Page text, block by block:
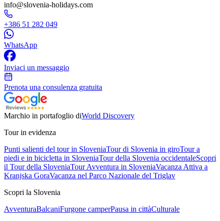
info@slovenia-holidays.com
+386 51 282 049
WhatsApp
Inviaci un messaggio
Prenota una consulenza gratuita
Marchio in portafoglio diWorld Discovery
Tour in evidenza
Punti salienti del tour in SloveniaTour di Slovenia in giroTour a
piedi e in bicicletta in SloveniaTour della Slovenia occidentaleScopri
il Tour della SloveniaTour Avventura in SloveniaVacanza Attiva a
Kranjska GoraVacanza nel Parco Nazionale del Triglav
Scopri la Slovenia
AvventuraBalcaniFurgone camperPausa in cittàCulturale